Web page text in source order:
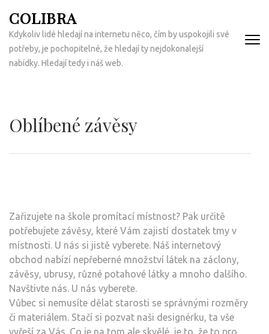
na
obsah
(Enter)
COLIBRA
Kdykoliv lidé hledají na internetu něco, čím by uspokojili své
potřeby, je pochopitelné, že hledají ty nejdokonalejší
nabídky. Hledají tedy i náš web.
Oblíbené závěsy
Zařizujete na škole promítací místnost? Pak určitě
potřebujete závěsy, které Vám zajistí dostatek tmy v
místnosti. U nás si jistě vyberete. Náš internetový
obchod nabízí nepřeberné množství látek na záclony,
závěsy, ubrusy, různé potahové látky a mnoho dalšího.
Navštivte nás. U nás vyberete.
Vůbec si nemusíte dělat starosti se správnými rozměry
či materiálem. Stačí si pozvat naši designérku, ta vše
vyřeší za Vás. Co je na tom ale skvělé, je to, že to pro